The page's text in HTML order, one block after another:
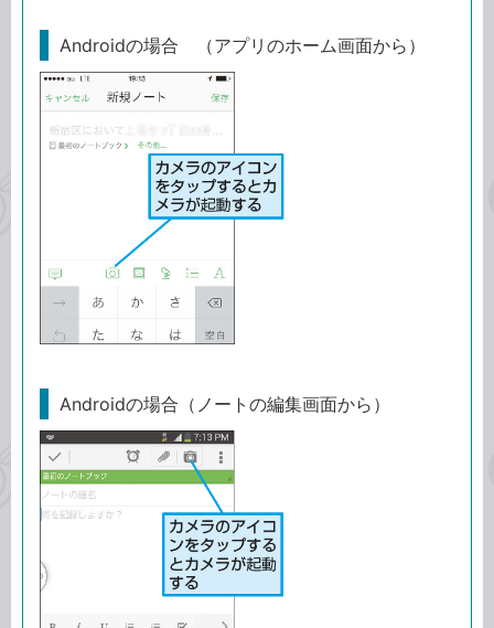
Androidの場合 （アプリのホーム画面から）
Androidの場合（ノートの編集画面から）